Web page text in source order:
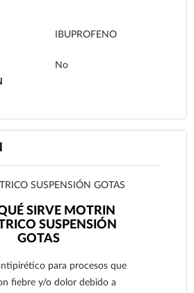
IBUPROFENO
No
SUSPENSIÓN GOTAS
SIRVE MOTRIN
SUSPENSIÓN
GOTAS
para procesos que
fiebre y/o dolor debido a